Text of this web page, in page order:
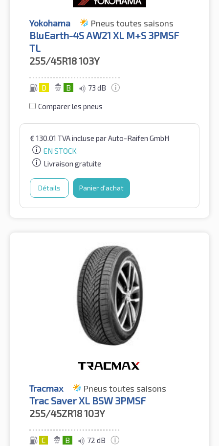
Yokohama Pneus toutes saisons
BluEarth-4S AW21 XL M+S 3PMSF
TL
255/45R18103Y
D B 73 dB
Comparer les pneus
€ 130.01 TVA incluse par Auto-Raifen GmbH
EN STOCK
Livraison gratuite
Détails Panier d'achat
Tracmax Pneus toutes saisons
Trac Saver XL BSW 3PMSF
255/45ZR18103Y
C B 72 dB